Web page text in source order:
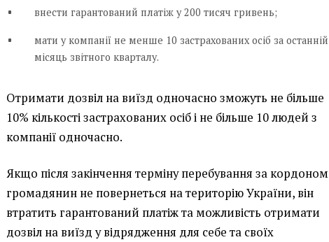
внести гарантований платіж у 200 тисяч гривень;
мати у компанії не менше 10 застрахованих осіб за останній
місяць звітного кварталу.
Отримати дозвіл на виїзд одночасно зможуть не більше
10% кількості застрахованих осіб і не більше 10 людей з
компанії одночасно.
Якщо після закінчення терміну перебування за кордоном
громадянин не повернеться на територію України, він
втратить гарантований платіж та можливість отримати
дозвіл на виїзд у відрядження для себе та своїх